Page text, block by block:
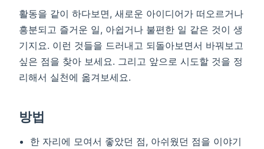
활동을 같이 하다보면, 새로운 아이디어가 떠오르거나
흥분되고 즐거운 일, 아쉽거나 불편한 일 같은 것이 생
기지요. 이런 것들을 드러내고 되돌아보면서 바꿔보고
싶은 점을 찾아 보세요. 그리고 앞으로 시도할 것을 정
리해서 실천에 옮겨보세요.
방법
한 자리에 모여서 좋았던 점, 아쉬웠던 점을 이야기